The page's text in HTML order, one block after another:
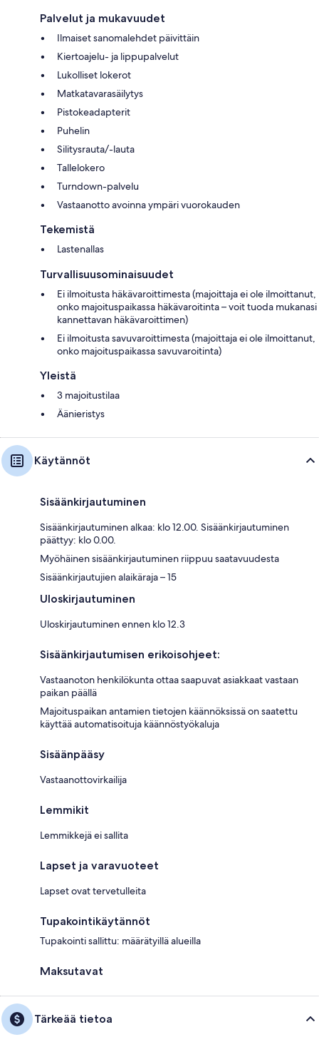
Palvelut ja mukavuudet
Ilmaiset sanomalehdet päivittäin
Kiertoajelu- ja lippupalvelut
Lukolliset lokerot
Matkatavarasäilytys
Pistokeadapterit
Puhelin
Silitysrauta/-lauta
Tallelokero
Turndown-palvelu
Vastaanotto avoinna ympäri vuorokauden
Tekemistä
Lastenallas
Turvallisuusominaisuudet
Ei ilmoitusta häkävaroittimesta (majoittaja ei ole ilmoittanut,
onko majoituspaikassa häkävaroitinta – voit tuoda mukanasi
kannettavan häkävaroittimen)
Ei ilmoitusta savuvaroittimesta (majoittaja ei ole ilmoittanut,
onko majoituspaikassa savuvaroitinta)
Yleistä
3 majoitustilaa
Äänieristys
Käytännöt
Sisäänkirjautuminen
Sisäänkirjautuminen alkaa: klo 12.00. Sisäänkirjautuminen
päättyy: klo 0.00.
Myöhäinen sisäänkirjautuminen riippuu saatavuudesta
Sisäänkirjautujien alaikäraja – 15
Uloskirjautuminen
Uloskirjautuminen ennen klo 12.3
Sisäänkirjautumisen erikoisohjeet:
Vastaanoton henkilökunta ottaa saapuvat asiakkaat vastaan
paikan päällä
Majoituspaikan antamien tietojen käännöksissä on saatettu
käyttää automatisoituja käännöstyökaluja
Sisäänpääsy
Vastaanottovirkailija
Lemmikit
Lemmikkejä ei sallita
Lapset ja varavuoteet
Lapset ovat tervetulleita
Tupakointikäytännöt
Tupakointi sallittu: määrätyillä alueilla
Maksutavat
Tärkeää tietoa